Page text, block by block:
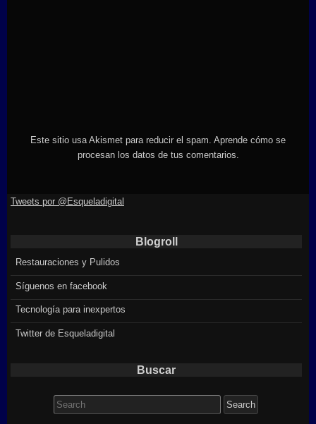
Este sitio usa Akismet para reducir el spam. Aprende cómo se
procesan los datos de tus comentarios.
Tweets por @Esqueladigital
Blogroll
Restauraciones y Pulidos
Síguenos en facebook
Tecnología para inexpertos
Twitter de Esqueladigital
Buscar
for: